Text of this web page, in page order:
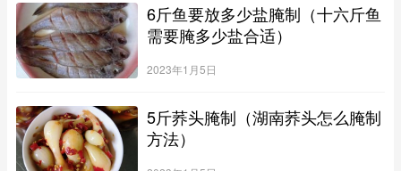
6斤鱼要放多少盐腌制（十六斤鱼
需要腌多少盐合适）
2023年1月5日
5斤荞头腌制（湖南荞头怎么腌制
方法）